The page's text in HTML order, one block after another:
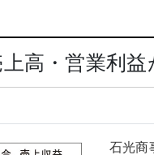
高・営業利益
石光商